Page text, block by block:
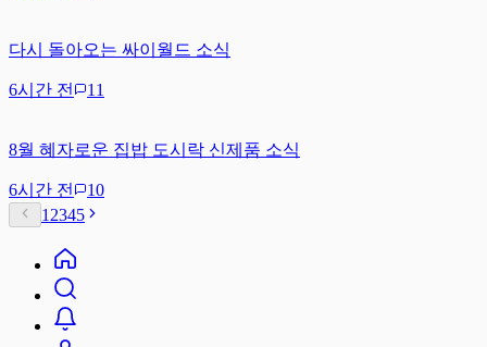
다시 돌아오는 싸이월드 소식
6시간 전 11
8월 혜자로운 집밥 도시락 신제품 소식
6시간 전
10
1 2345